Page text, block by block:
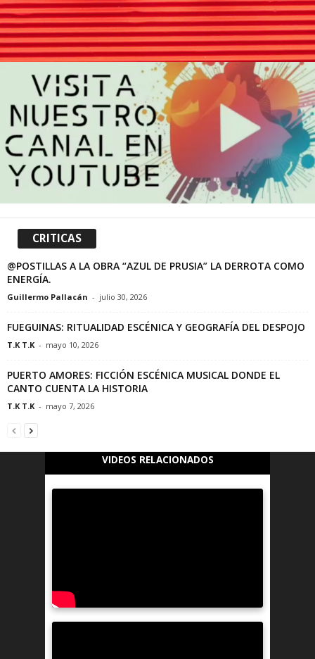
CRITICAS
@POSTILLAS A LA OBRA “AZUL DE PRUSIA” LA DERROTA COMO
ENERGÍA.
Guillermo Pallacán - julio 30, 2026
FUEGUINAS: RITUALIDAD ESCÉNICA Y GEOGRAFÍA DEL DESPOJO
T.K T.K - mayo 10, 2026
PUERTO AMORES: FICCIÓN ESCÉNICA MUSICAL DONDE EL
CANTO CUENTA LA HISTORIA
T.K T.K - mayo 7, 2026
VIDEOS RELACIONADOS